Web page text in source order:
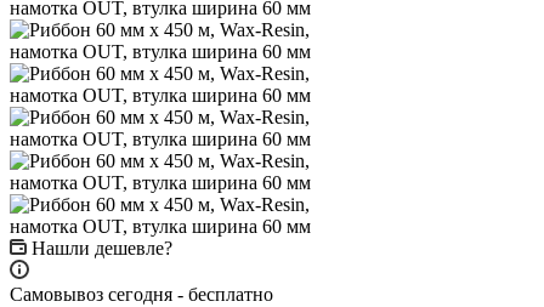
Нашли дешевле?
Самовывоз сегодня - бесплатно